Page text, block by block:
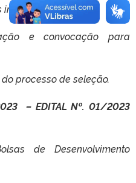
e convocação para
processo de seleção.
– EDITAL Nº. 01/2023
de Desenvolvimento